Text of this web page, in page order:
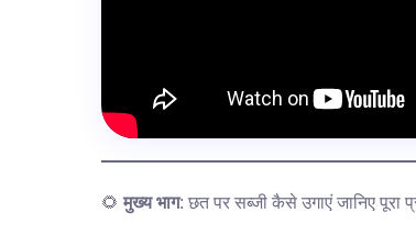
🌻मुख्य भाग: छत पर सब्जी कैसे उगाएं जानिए पूरा